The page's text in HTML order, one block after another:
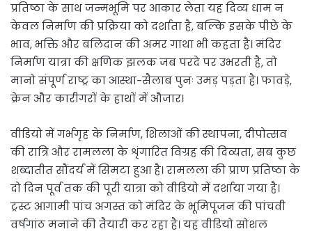
प्रतिष्ठा के साथ जन्मभूमि पर आकार लेता यह दिव्य धाम न
केवल निर्माण की प्रक्रिया को दर्शाता है, बल्कि इसके पीछे के
भाव, भक्ति और बलिदान की अमर गाथा भी कहता है। मंदिर
निर्माण यात्रा की क्षणिक झलक जब परदे पर उभरती है, तो
मानो संपूर्ण राष्ट्र का आस्था-सैलाब पुनः उमड़ पड़ता है। फावड़े,
क्रेन और कारीगरों के हाथों में औजार।
वीडियो में गर्भगृह के निर्माण, शिलाओं की स्थापना, दीपोत्सव
की रात्रि और रामलला के शृंगारित विग्रह की दिव्यता, सब कुछ
शब्दातीत सौंदर्य में सिमटा हुआ है। रामलला की प्राण प्रतिष्ठा के
दो दिन पूर्व तक की पूरी यात्रा को वीडियो में दर्शाया गया है।
ट्रस्ट आगामी पांच अगस्त को मंदिर के भूमिपूजन की पांचवी
वर्षगांठ मनाने की तैयारी कर रहा है। यह वीडियो सोशल